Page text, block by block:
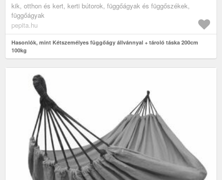
kik, otthon és kert, kerti bútorok, függőágyak és függőszékek,
függőágyak
pepita.hu
Hasonlók, mint Kétszemélyes függőágy állvánnyal + tároló táska 200cm
100kg